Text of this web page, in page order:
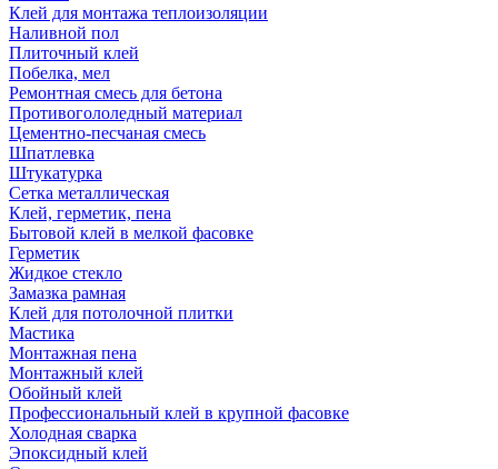
Клей для монтажа теплоизоляции
Наливной пол
Плиточный клей
Побелка, мел
Ремонтная смесь для бетона
Противогололедный материал
Цементно-песчаная смесь
Шпатлевка
Штукатурка
Сетка металлическая
Клей, герметик, пена
Бытовой клей в мелкой фасовке
Герметик
Жидкое стекло
Замазка рамная
Клей для потолочной плитки
Мастика
Монтажная пена
Монтажный клей
Обойный клей
Профессиональный клей в крупной фасовке
Холодная сварка
Эпоксидный клей